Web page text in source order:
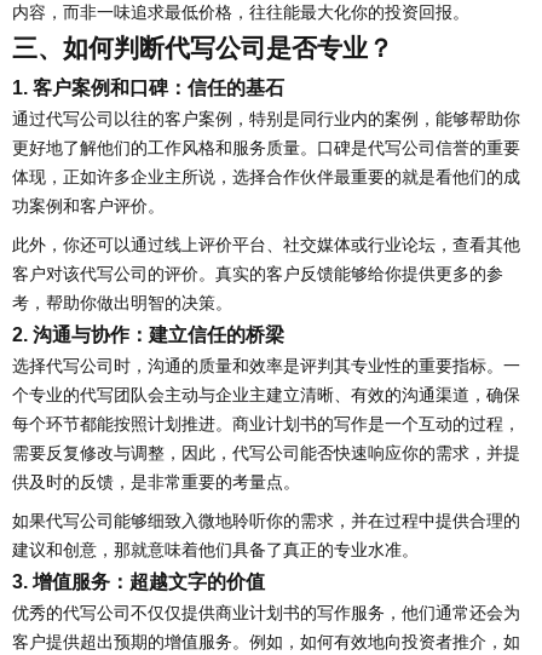
内容，而非一味追求最低价格，往往能最大化你的投资回报。
三、如何判断代写公司是否专业？
1. 客户案例和口碑：信任的基石
通过代写公司以往的客户案例，特别是同行业内的案例，能够帮助你
更好地了解他们的工作风格和服务质量。口碑是代写公司信誉的重要
体现，正如许多企业主所说，选择合作伙伴最重要的就是看他们的成
功案例和客户评价。
此外，你还可以通过线上评价平台、社交媒体或行业论坛，查看其他
客户对该代写公司的评价。真实的客户反馈能够给你提供更多的参
考，帮助你做出明智的决策。
2. 沟通与协作：建立信任的桥梁
选择代写公司时，沟通的质量和效率是评判其专业性的重要指标。一
个专业的代写团队会主动与企业主建立清晰、有效的沟通渠道，确保
每个环节都能按照计划推进。商业计划书的写作是一个互动的过程，
需要反复修改与调整，因此，代写公司能否快速响应你的需求，并提
供及时的反馈，是非常重要的考量点。
如果代写公司能够细致入微地聆听你的需求，并在过程中提供合理的
建议和创意，那就意味着他们具备了真正的专业水准。
3. 增值服务：超越文字的价值
优秀的代写公司不仅仅提供商业计划书的写作服务，他们通常还会为
客户提供超出预期的增值服务。例如，如何有效地向投资者推介，如